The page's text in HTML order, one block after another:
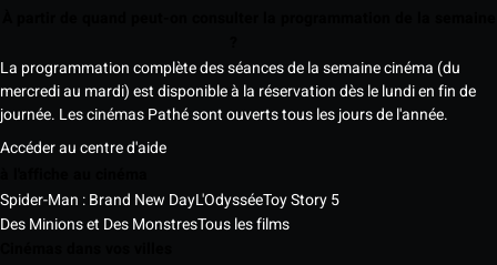
La programmation complète des séances de la semaine cinéma (du
mercredi au mardi) est disponible à la réservation dès le lundi en fin de
journée. Les cinémas Pathé sont ouverts tous les jours de l'année.
Accéder au centre d'aide
Spider-Man : Brand New DayL'OdysséeToy Story 5
Des Minions et Des MonstresTous les films